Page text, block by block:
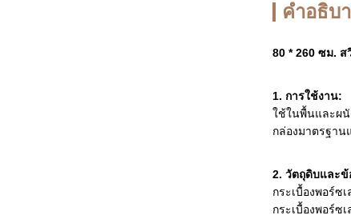
คําอธิบ
80 * 260 ซม. ส
1. การใช้งาน:
ใช้ในพื้นและผ
กล่องมาตรฐาน
2. วัตถุดิบและข้
กระเบื้องพอร์ซ
กระเบื้องพอร์ซ